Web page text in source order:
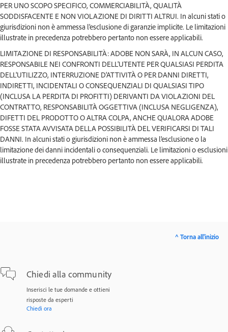
PER UNO SCOPO SPECIFICO, COMMERCIABILITÀ, QUALITÀ
SODDISFACENTE E NON VIOLAZIONE DI DIRITTI ALTRUI. In alcuni stati o
giurisdizioni non è ammessa l'esclusione di garanzie implicite. Le limitazioni
illustrate in precedenza potrebbero pertanto non essere applicabili.
LIMITAZIONE DI RESPONSABILITÀ: ADOBE NON SARÀ, IN ALCUN CASO,
RESPONSABILE NEI CONFRONTI DELL'UTENTE PER QUALSIASI PERDITA
DELL'UTILIZZO, INTERRUZIONE D'ATTIVITÀ O PER DANNI DIRETTI,
INDIRETTI, INCIDENTALI O CONSEQUENZIALI DI QUALSIASI TIPO
(INCLUSA LA PERDITA DI PROFITTI) DERIVANTI DA VIOLAZIONI DEL
CONTRATTO, RESPONSABILITÀ OGGETTIVA (INCLUSA NEGLIGENZA),
DIFETTI DEL PRODOTTO O ALTRA COLPA, ANCHE QUALORA ADOBE
FOSSE STATA AVVISATA DELLA POSSIBILITÀ DEL VERIFICARSI DI TALI
DANNI. In alcuni stati o giurisdizioni non è ammessa l'esclusione o la
limitazione dei danni incidentali o consequenziali. Le limitazioni o esclusioni
illustrate in precedenza potrebbero pertanto non essere applicabili.
Chiedi alla community
Inserisci le tue domande e ottieni
risposte da esperti
Chiedi ora
^ Torna all'inizio